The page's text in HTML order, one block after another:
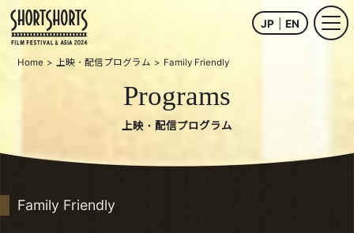
JP EN
Home 上映・配信プログラム Family Friendly
Programs
上映・配信プログラム
Family Friendly